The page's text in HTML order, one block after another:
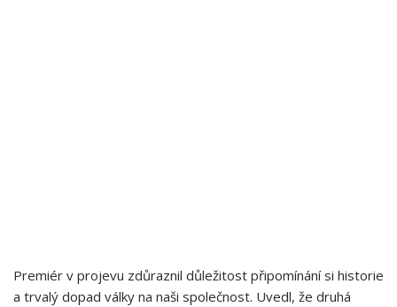
Premiér v projevu zdůraznil důležitost připomínání‌ si ‌historie
a trvalý dopad války na naši společnost. Uvedl, že druhá